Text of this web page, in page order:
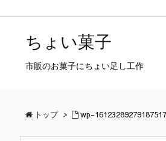
ちょい菓子
市販のお菓子にちょい足し工作
トップ > wp-